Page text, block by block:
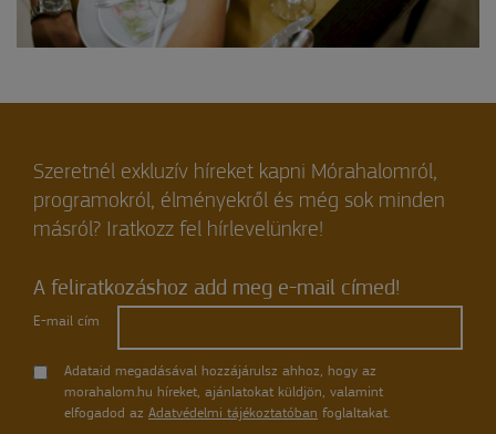
Szeretnél exkluzív híreket kapni Mórahalomról,
programokról, élményekről és még sok minden
másról? Iratkozz fel hírlevelünkre!
A feliratkozáshoz add meg e-mail címed!
E-mail cím
Adataid megadásával hozzájárulsz ahhoz, hogy az
morahalom.hu híreket, ajánlatokat küldjön, valamint
elfogadod az Adatvédelmi tájékoztatóban foglaltakat.